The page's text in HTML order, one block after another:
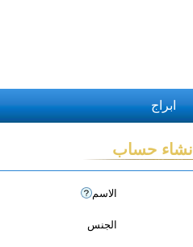
ابراج
انشاء حساب
الاسم
الجنس